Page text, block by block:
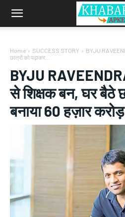
Home SUCCESS STORY
BYJU
छात्रों को पढ़ाकर...
BYJU
से शिक्षक बन, घर बैठे
बनाया 60 हज़ार